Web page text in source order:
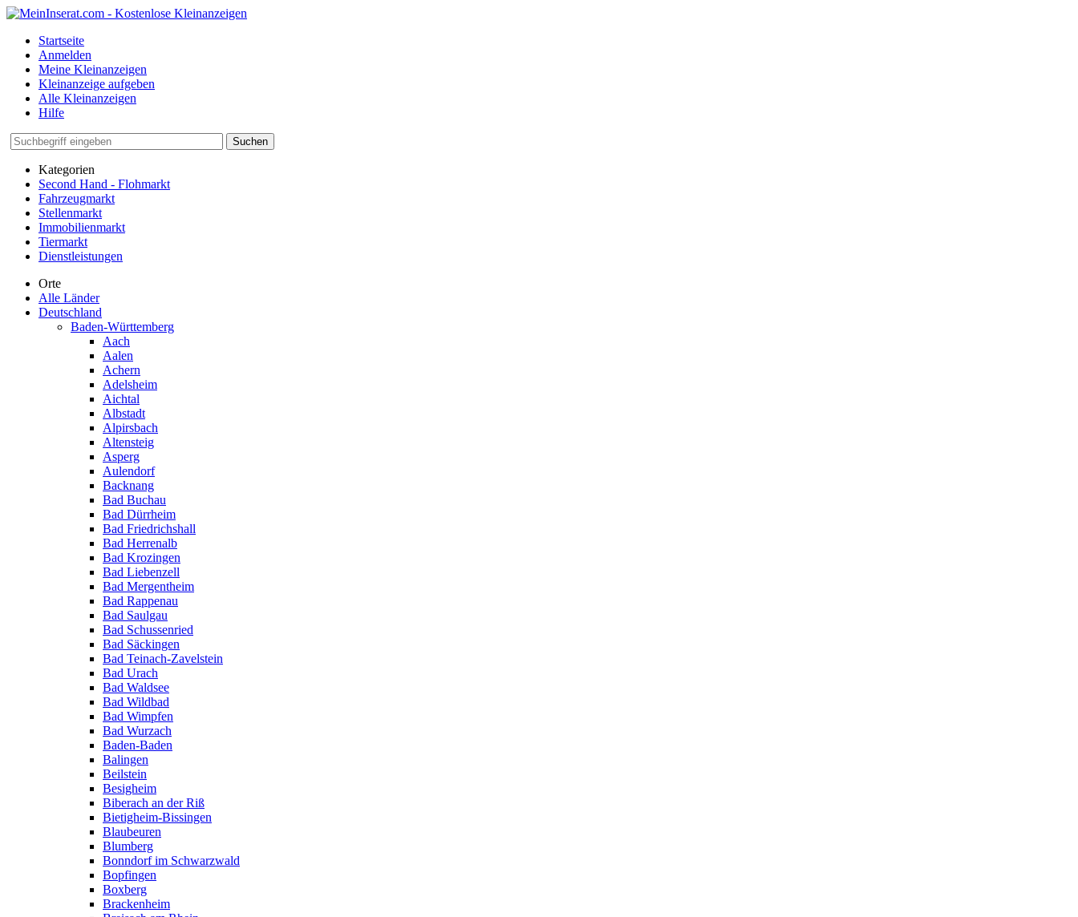
Startseite
Anmelden
Meine Kleinanzeigen
Kleinanzeige aufgeben
Alle Kleinanzeigen
Hilfe
Suchen
Kategorien
Second Hand - Flohmarkt
Fahrzeugmarkt
Stellenmarkt
Immobilienmarkt
Tiermarkt
Dienstleistungen
Orte
Alle Länder
Deutschland
Baden-Württemberg
Aach
Aalen
Achern
Adelsheim
Aichtal
Albstadt
Alpirsbach
Altensteig
Asperg
Aulendorf
Backnang
Bad Buchau
Bad Dürrheim
Bad Friedrichshall
Bad Herrenalb
Bad Krozingen
Bad Liebenzell
Bad Mergentheim
Bad Rappenau
Bad Saulgau
Bad Schussenried
Bad Säckingen
Bad Teinach-Zavelstein
Bad Urach
Bad Waldsee
Bad Wildbad
Bad Wimpfen
Bad Wurzach
Baden-Baden
Balingen
Beilstein
Besigheim
Biberach an der Riß
Bietigheim-Bissingen
Blaubeuren
Blumberg
Bonndorf im Schwarzwald
Bopfingen
Boxberg
Brackenheim